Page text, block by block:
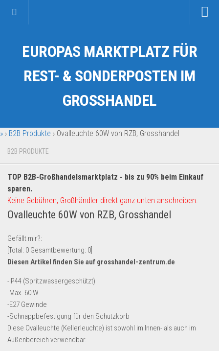
Kategorien
Auto & Motorrad
Fahrzeuge & Transport
Garten & Werkzeug
Geschäft, Büro & Schreibwaren
Geschenkartikel
Handy und Smartphone
Kosmetik & Pflege
Multimedia & Elektro
Münzen
Spielzeug & Games
Schuhe & Accessoires
Sport & Freizeit
Uhren & Schmuck
Wohnen & Einrichten
EUROPAS MARKTPLATZ FÜR
REST- & SONDERPOSTEN IM
GROSSHANDEL
» › B2B Produkte › Ovalleuchte 60W von RZB, Grosshandel
B2B PRODUKTE
TOP B2B-Großhandelsmarktplatz - bis zu 90% beim Einkauf
sparen.
Keine Gebühren, Großhändler direkt ganz unten anschreiben.
Ovalleuchte 60W von RZB, Grosshandel
Gefällt mir?:
[Total: 0 Gesamtbewertung: 0
Diesen Artikel finden Sie auf grosshandel-zentrum.de
-IP44 (Spritzwassergeschützt)
-Max. 60 W
-E27 Gewinde
-Schnappbefestigung für den Schutzkorb
Diese Ovalleuchte (Kellerleuchte) ist sowohl im Innen- als auch im
Außenbereich verwendbar.